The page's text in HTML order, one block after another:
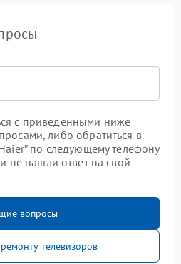
с приведенными ниже
либо обратиться в
по следующему телефону
не нашли ответ на свой
вопросы
телевизоров